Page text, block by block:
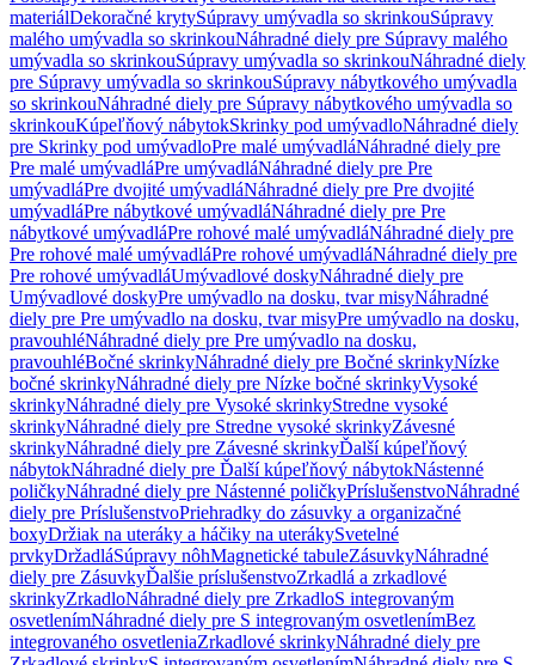
materiálDekoračné krytySúpravy umývadla so skrinkouSúpravy
malého umývadla so skrinkouNáhradné diely pre Súpravy malého
umývadla so skrinkouSúpravy umývadla so skrinkouNáhradné diely
pre Súpravy umývadla so skrinkouSúpravy nábytkového umývadla
so skrinkouNáhradné diely pre Súpravy nábytkového umývadla so
skrinkouKúpeľňový nábytokSkrinky pod umývadloNáhradné diely
pre Skrinky pod umývadloPre malé umývadláNáhradné diely pre
Pre malé umývadláPre umývadláNáhradné diely pre Pre
umývadláPre dvojité umývadláNáhradné diely pre Pre dvojité
umývadláPre nábytkové umývadláNáhradné diely pre Pre
nábytkové umývadláPre rohové malé umývadláNáhradné diely pre
Pre rohové malé umývadláPre rohové umývadláNáhradné diely pre
Pre rohové umývadláUmývadlové doskyNáhradné diely pre
Umývadlové doskyPre umývadlo na dosku, tvar misyNáhradné
diely pre Pre umývadlo na dosku, tvar misyPre umývadlo na dosku,
pravouhléNáhradné diely pre Pre umývadlo na dosku,
pravouhléBočné skrinkyNáhradné diely pre Bočné skrinkyNízke
bočné skrinkyNáhradné diely pre Nízke bočné skrinkyVysoké
skrinkyNáhradné diely pre Vysoké skrinkyStredne vysoké
skrinkyNáhradné diely pre Stredne vysoké skrinkyZávesné
skrinkyNáhradné diely pre Závesné skrinkyĎalší kúpeľňový
nábytokNáhradné diely pre Ďalší kúpeľňový nábytokNástenné
poličkyNáhradné diely pre Nástenné poličkyPríslušenstvoNáhradné
diely pre PríslušenstvoPriehradky do zásuvky a organizačné
boxyDržiak na uteráky a háčiky na uterákySvetelné
prvkyDržadláSúpravy nôhMagnetické tabuleZásuvkyNáhradné
diely pre ZásuvkyĎalšie príslušenstvoZrkadlá a zrkadlové
skrinkyZrkadloNáhradné diely pre ZrkadloS integrovaným
osvetlenímNáhradné diely pre S integrovaným osvetlenímBez
integrovaného osvetleniaZrkadlové skrinkyNáhradné diely pre